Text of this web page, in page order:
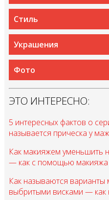
Стиль
Украшения
Фото
ЭТО ИНТЕРЕСНО:
5 интересных фактов о
называется прическа у
Как макияжем уменьшить
— как с помощью макияжа
Как называются варианты
выбритыми висками — как